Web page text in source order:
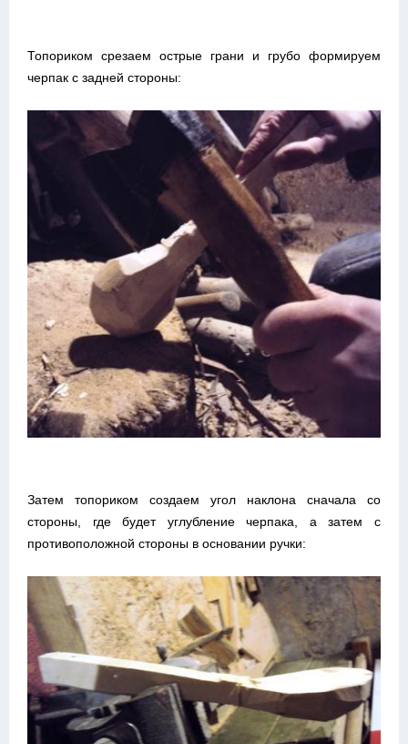
Топориком срезаем острые грани и грубо формируем
черпак с задней стороны:
Затем топориком создаем угол наклона сначала со
стороны, где будет углубление черпака, а затем с
противоположной стороны в основании ручки: